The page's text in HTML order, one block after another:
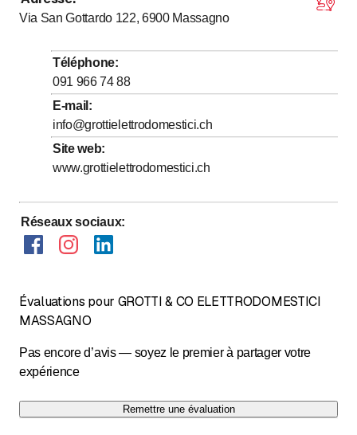
Mardi
Mercredi
7:30- jusqu’à
18:00
Jeudi
Vendredi
Samedi
Dimanche
(solo urg
Via San Gottardo 122, 6900 Massagno
Téléphone:
091 966 74 88
E-mail :
info@grottielettrodomestici.ch
Site web:
www.grottielettrodomestici.ch
Réseaux sociaux:
Évaluations pour GROTTI & CO ELETTRODOMESTICI
MASSAGNO
Pas encore d’avis — soyez le premier à partager votre
expérience
Remettre une évaluation